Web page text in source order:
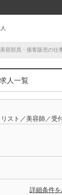
美容部員・接客販売の仕
人一覧
スト／美容師／受
詳細条件を